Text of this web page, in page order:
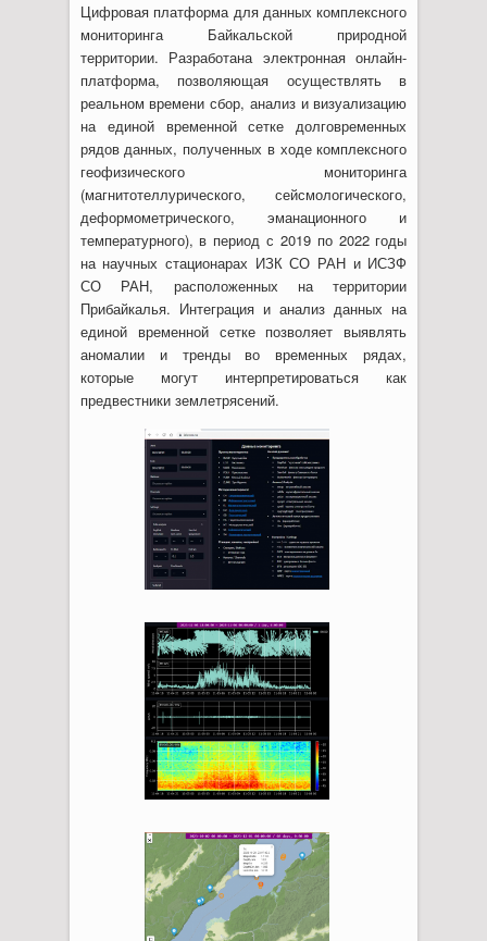
Цифровая платформа для данных комплексного
мониторинга Байкальской природной
территории. Разработана электронная онлайн-
платформа, позволяющая осуществлять в
реальном времени сбор, анализ и визуализацию
на единой временной сетке долговременных
рядов данных, полученных в ходе комплексного
геофизического мониторинга
(магнитотеллурического, сейсмологического,
деформометрического, эманационного и
температурного), в период с 2019 по 2022 годы
на научных стационарах ИЗК СО РАН и ИСЗФ
СО РАН, расположенных на территории
Прибайкалья. Интеграция и анализ данных на
единой временной сетке позволяет выявлять
аномалии и тренды во временных рядах,
которые могут интерпретироваться как
предвестники землетрясений.